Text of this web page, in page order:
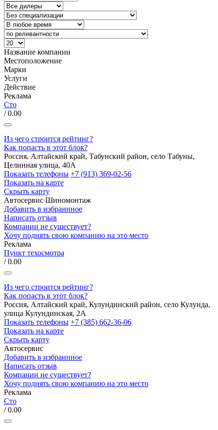
Название компании
Местоположение
Марки
Услуги
Действие
Реклама
Сто
/ 0.00
Из чего строится рейтинг?
Как попасть в этот блок?
Россия, Алтайский край, Табунский район, село Табуны,
Целинная улица, 40А
Показать телефоны +7 (913) 369-02-56
Показать на карте
Скрыть карту
Автосервис Шиномонтаж
Добавить в избраннное
Написать отзыв
Компании не существует?
Хочу поднять свою компанию на это место
Реклама
Пункт техосмотра
/ 0.00
Из чего строится рейтинг?
Как попасть в этот блок?
Россия, Алтайский край, Кулундинский район, село Кулунда,
улица Кулундинская, 2А
Показать телефоны +7 (385) 662-36-06
Показать на карте
Скрыть карту
Автосервис
Добавить в избраннное
Написать отзыв
Компании не существует?
Хочу поднять свою компанию на это место
Реклама
Сто
/ 0.00